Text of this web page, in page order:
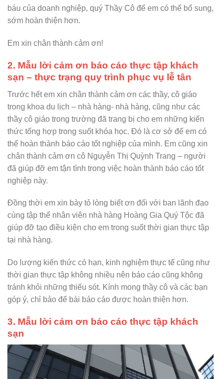
báu của doanh nghiệp, quý Thầy Cô để em có thể bổ sung,
sớm hoàn thiện hơn.
Em xin chân thành cảm ơn!
2. Mẫu lời cảm ơn báo cáo thực tập khách
sạn – thực trạng quy trình phục vụ lễ tân
Trước hết em xin chân thành cảm ơn các thầy, cô giáo
trong khoa du lịch – nhà hàng- nhà hàng, cũng như các
thầy cô giáo trong trường đã trang bị cho em những kiến
thức tổng hợp trong suốt khóa học. Đó là cơ sở để em có
thể hoàn thành báo cáo tốt nghiệp của mình. Em cũng xin
chân thành cảm ơn cô Nguyễn Thị Quỳnh Trang – người
đã giúp đỡ em tận tình trong việc hoàn thành báo cáo tốt
nghiệp này.
Đồng thời em xin bày tỏ lòng biết ơn đối với ban lãnh đạo
cùng tập thể nhân viên nhà hàng Hoàng Gia Quý Tộc đã
giúp đỡ tạo điều kiện cho em trong suốt thời gian thực tập
tại nhà hàng.
Do lượng kiến thức có hạn, kinh nghiệm thực tế cũng như
thời gian thực tập không nhiều nên báo cáo cũng không
tránh khỏi những thiếu sót. Kính mong thầy cô và các bạn
góp ý, chỉ bảo để bài báo cáo được hoàn thiện hơn.
3. Mẫu lời cảm ơn báo cáo thực tập khách
sạn